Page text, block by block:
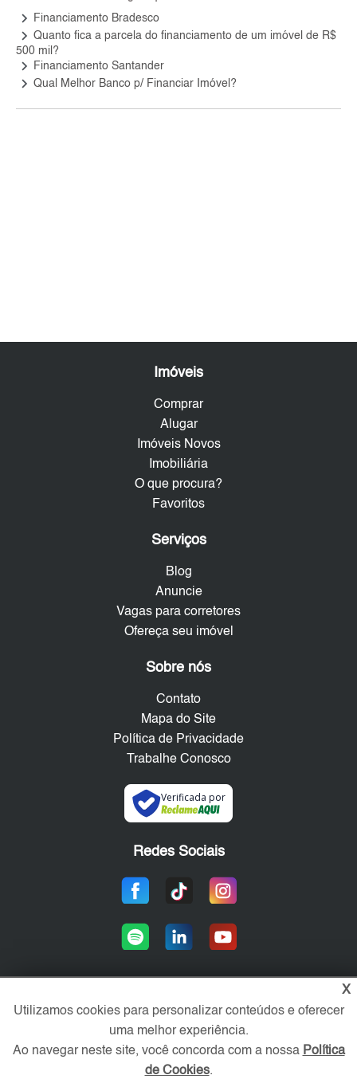
keyboard_arrow_right Financiamento Bradesco
keyboard_arrow_right Quanto fica a parcela do financiamento de um imóvel de R$
500 mil?
keyboard_arrow_right Financiamento Santander
keyboard_arrow_right Qual Melhor Banco p/ Financiar Imóvel?
Imóveis
Comprar
Alugar
Imóveis Novos
Imobiliária
O que procura?
Favoritos
Serviços
Blog
Anuncie
Vagas para corretores
Ofereça seu imóvel
Sobre nós
Contato
Mapa do Site
Política de Privacidade
Trabalhe Conosco
Verificada por
Redes Sociais
Área exclusiva aos anunciantes,
acesse sua conta:
X
Utilizamos cookies para personalizar conteúdos e oferecer
uma melhor experiência.
Ao navegar neste site, você concorda com a nossa Política
de Cookies.